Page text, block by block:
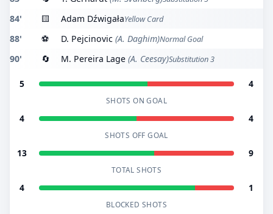
84' 🟨 Adam DźwigałaYellow Card
88' ⚽ D. Pejcinovic (A. Daghim)Normal Goal
90' 🔄 M. Pereira Lage (A. Ceesay)Substitution 3
5 4
SHOTS ON GOAL
4 4
SHOTS OFF GOAL
13 9
TOTAL SHOTS
4 1
BLOCKED SHOTS